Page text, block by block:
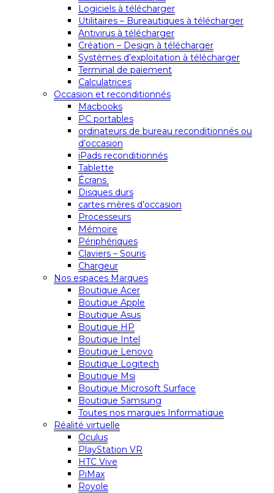
Logiciels à télécharger
Utilitaires – Bureautiques à télécharger
Antivirus à télécharger
Création – Design à télécharger
Systèmes d’exploitation à télécharger
Terminal de paiement
Calculatrices
Occasion et reconditionnés
Macbooks
PC portables
ordinateurs de bureau reconditionnés ou
d’occasion
iPads reconditionnés
Tablette
Écrans
Disques durs
cartes mères d’occasion
Processeurs
Mémoire
Périphériques
Claviers – Souris
Chargeur
Nos espaces Marques
Boutique Acer
Boutique Apple
Boutique Asus
Boutique HP
Boutique Intel
Boutique Lenovo
Boutique Logitech
Boutique Msi
Boutique Microsoft Surface
Boutique Samsung
Toutes nos marques Informatique
Réalité virtuelle
Oculus
PlayStation VR
HTC Vive
PiMax
Royole